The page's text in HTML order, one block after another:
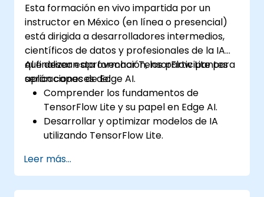
Esta formación en vivo impartida por un
instructor en México (en línea o presencial)
está dirigida a desarrolladores intermedios,
científicos de datos y profesionales de la IA
que desean aprovechar TensorFlow Lite para
aplicaciones de Edge AI.
Al finalizar esta formación, los participantes
serán capaces de:
Comprender los fundamentos de
TensorFlow Lite y su papel en Edge AI.
Desarrollar y optimizar modelos de IA
utilizando TensorFlow Lite.
en diversos dispositivos de borde.
Utilizar herramientas y técnicas para la
conversión y optimización de modelos.
Leer más...